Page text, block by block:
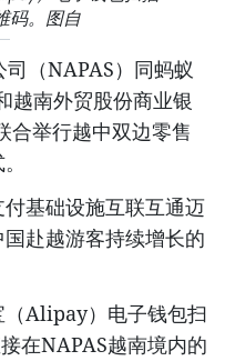
码。图自
（NAPAS）同蚂蚁
南外贸股份商业银
举行越中双边零售
基础设施互联互通迈
赴越游客持续增长的
（Alipay）电子钱包扫
在NAPAS越南境内的